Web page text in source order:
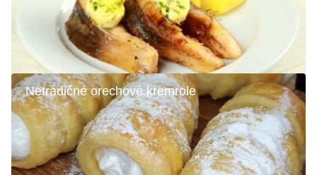
Netradičné orechové kremrole